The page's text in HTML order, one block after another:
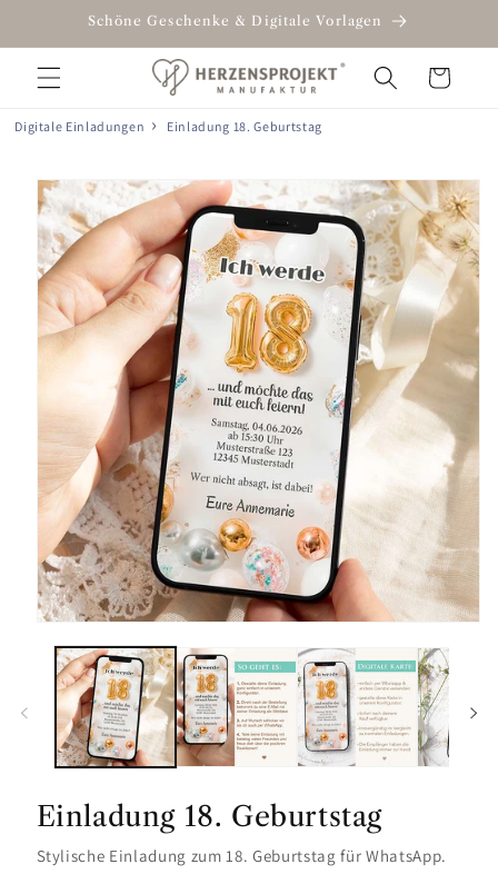
Inhalt
Schöne Geschenke & Digitale Vorlagen
Warenkorb
Digitale Einladungen Einladung 18. Geburtstag
Einladung 18. Geburtstag
Stylische Einladung zum 18. Geburtstag für WhatsApp.